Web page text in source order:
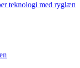
teknologi med ryglæn